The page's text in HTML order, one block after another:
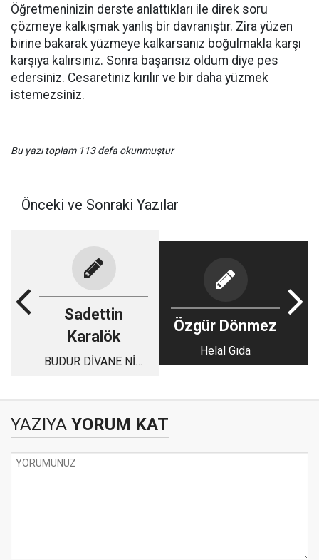
Öğretmeninizin derste anlattıkları ile direk soru
çözmeye kalkışmak yanlış bir davranıştır. Zira yüzen
birine bakarak yüzmeye kalkarsanız boğulmakla karşı
karşıya kalırsınız. Sonra başarısız oldum diye pes
edersiniz. Cesaretiniz kırılır ve bir daha yüzmek
istemezsiniz.
Bu yazı toplam 113 defa okunmuştur
Önceki ve Sonraki Yazılar
Sadettin
Karalök
BUDUR DİVANE NİN
Özgür Dönmez
Helal Gıda
YAZIYA YORUM KAT